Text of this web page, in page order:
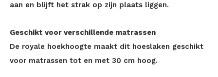
aan en blijft het strak op zijn plaats liggen.
Geschikt voor verschillende matrassen
De royale hoekhoogte maakt dit hoeslaken geschikt
voor matrassen tot en met 30 cm hoog.